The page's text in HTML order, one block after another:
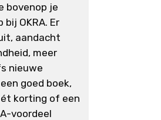
bovenop je
OKRA. Er
aandacht
meer
nieuwe
goed boek,
korting of een
voordeel